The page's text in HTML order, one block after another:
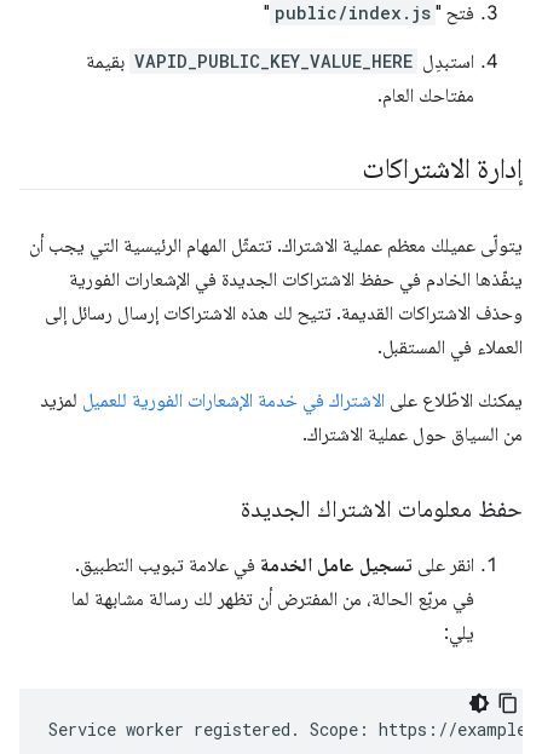
فتح " public/index.js
"
استبدِل VAPID_PUBLIC_KEY_VALUE_HERE بقيمة
مفتاحك العام.
إدارة الاشتراكات
يتولّى عميلك معظم عملية الاشتراك. تتمثّل المهام الرئيسية التي يجب أن
ينفّذها الخادم في حفظ الاشتراكات الجديدة في الإشعارات الفورية
وحذف الاشتراكات القديمة. تتيح لك هذه الاشتراكات إرسال رسائل إلى
العملاء في المستقبل.
يمكنك الاطّلاع على الاشتراك في خدمة الإشعارات الفورية للعميل لمزيد
من السياق حول عملية الاشتراك.
حفظ معلومات الاشتراك الجديدة
انقر على تسجيل عامل الخدمة في علامة تبويب التطبيق.
في مربّع الحالة، من المفترض أن تظهر لك رسالة مشابهة لما
يلي: